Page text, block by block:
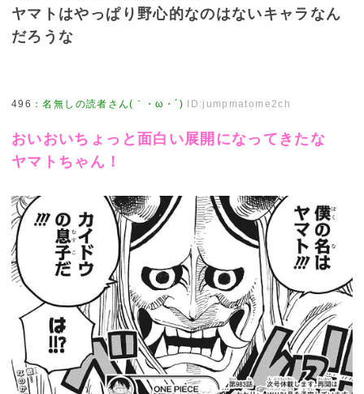
ヤマトはやっぱり野心的なのはないキャラなん
だろうな
496 ：名無しの読者さん(｀・ω・´) ID:jumpmatome2ch
おいおいちょっと面白い展開になってきたな
ヤマトちゃん！